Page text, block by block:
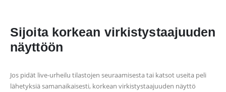
Sijoita korkean virkistystaajuuden
näyttöön
Jos pidät live-urheilu tilastojen seuraamisesta tai katsot useita peli
lähetyksiä samanaikaisesti, korkean virkistystaajuuden näyttö